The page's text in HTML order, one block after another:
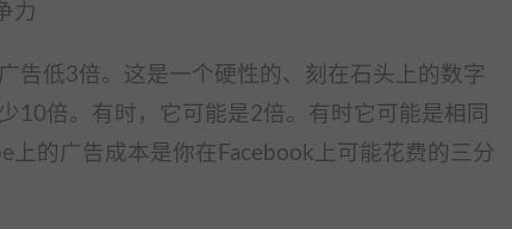
力
告低3倍。这是一个硬性的、刻在石头上的数字
10倍。有时，它可能是2倍。有时它可能是相同
上的广告成本是你在Facebook上可能花费的三分